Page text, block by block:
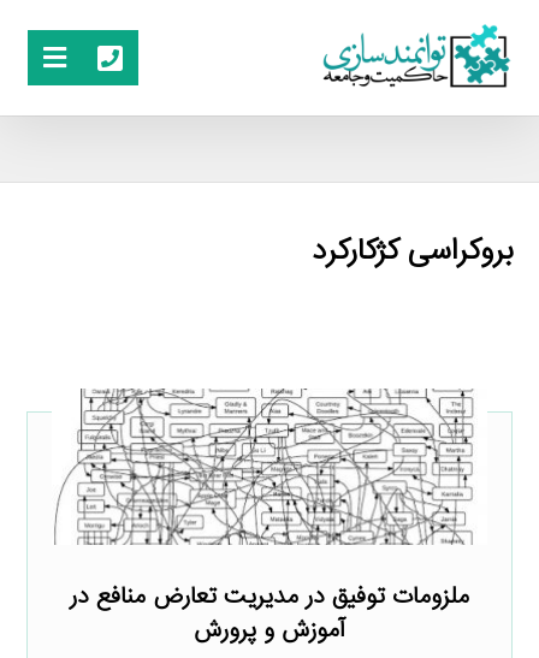
بروکراسی کژکارکرد
ملزومات توفیق در مدیریت تعارض منافع در
آموزش و پرورش